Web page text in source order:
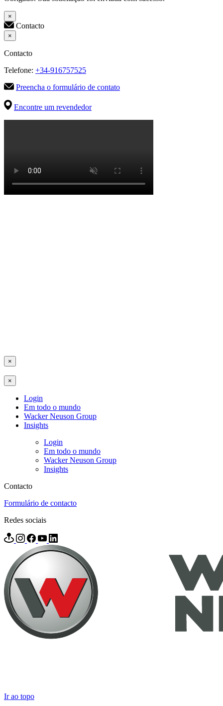
×
Contacto
×
Contacto
Telefone: +34-916757525
Preencha o formulário de contato
Encontre um revendedor
×
×
Login
Em todo o mundo
Wacker Neuson Group
Insights
Login
Em todo o mundo
Wacker Neuson Group
Insights
Contacto
Formulário de contacto
Redes sociais
Ir ao topo